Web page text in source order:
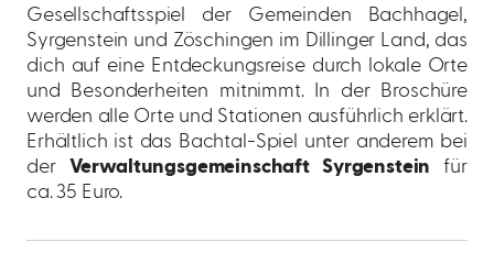
Gesellschaftsspiel der Gemeinden Bachhagel,
Syrgenstein und Zöschingen im Dillinger Land, das
dich auf eine Entdeckungsreise durch lokale Orte
und Besonderheiten mitnimmt. In der Broschüre
werden alle Orte und Stationen ausführlich erklärt.
Erhältlich ist das Bachtal-Spiel unter anderem bei
der Verwaltungsgemeinschaft Syrgenstein für
ca. 35 Euro.